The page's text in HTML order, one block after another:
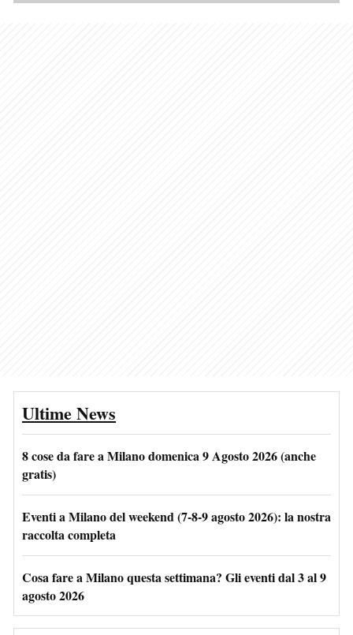
Ultime News
8 cose da fare a Milano domenica 9 Agosto 2026 (anche
gratis)
Eventi a Milano del weekend (7-8-9 agosto 2026): la nostra
raccolta completa
Cosa fare a Milano questa settimana? Gli eventi dal 3 al 9
agosto 2026